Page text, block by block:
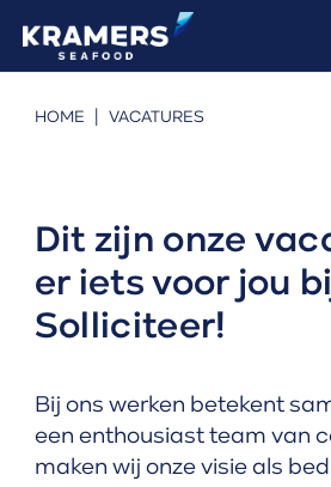
HOME VACATURES
Dit zijn onze
er iets voor jou
Solliciteer!
Bij ons werken betekent
een enthousiast team van
maken wij onze visie als